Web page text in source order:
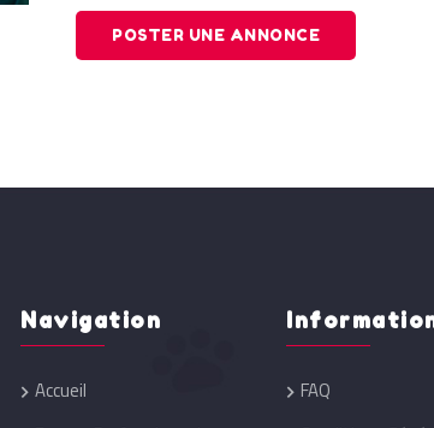
POSTER UNE ANNONCE
Navigation
Accueil
FAQ